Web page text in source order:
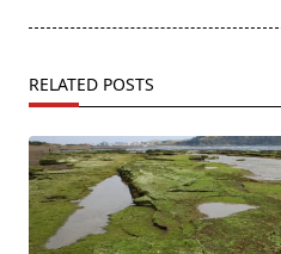
RELATED POSTS